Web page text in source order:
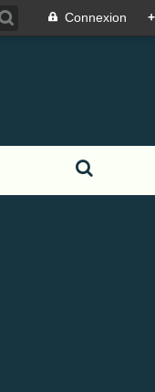
Connexion +